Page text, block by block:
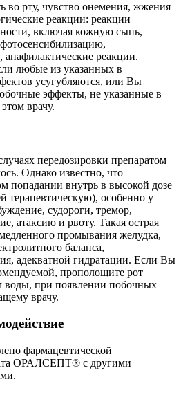
во рту, чувство онемения, жжения
реакции: реакции
включая кожную сыпь,
анафилактические реакции.
любые из указанных в
усугубляются, или Вы
эффекты, не указанные в
врачу.
передозировки препаратом
Однако известно, что
попадании внутрь в высокой дозе
терапевтическую), особенно у
судороги, тремор,
атаксию и рвоту. Такая острая
промывания желудка,
баланса,
адекватной гидратации. Если Вы
прополощите рот
воды, при появлении побочных
врачу.
фармацевтической
ОРАЛСЕПТ® с другими